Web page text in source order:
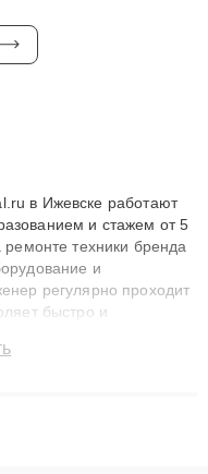
в Ижевске работают
и стажем от 5
техники бренда
и
регулярно проходит
быстро и
мастера решают